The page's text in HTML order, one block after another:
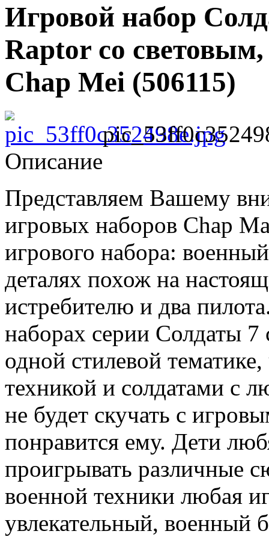
Игровой набор
Raptor со
Chap Mei (506115)
Описание
Представляем Вашему
игровых наборов Chap
игрового набора:
деталях похож на
истребителю и два
наборах серии Солдаты 7
одной стилевой
техникой и солдатами с
не будет скучать с
понравится ему. Дети
проигрывать различные
военной техники любая
увлекательный, военный